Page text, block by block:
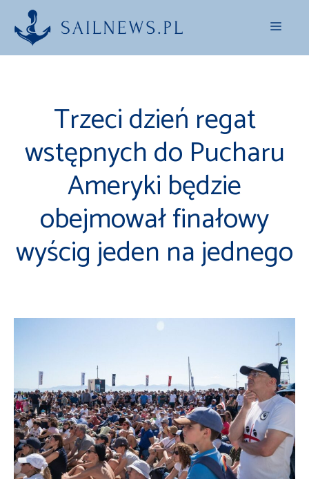
Przejdź
treści
Menu
Trzeci dzień regat
wstępnych do Pucharu
Ameryki będzie
obejmował finałowy
wyścig jeden na jednego